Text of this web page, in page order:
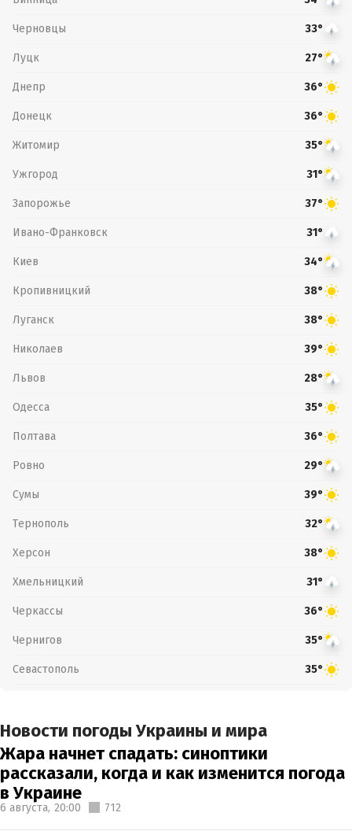
Черновцы 33°
Луцк 27°
Днепр 36°
Донецк 36°
Житомир 35°
Ужгород 31°
Запорожье 37°
Ивано-Франковск 31°
Киев 34°
Кропивницкий 38°
Луганск 38°
Николаев 39°
Львов 28°
Одесса 35°
Полтава 36°
Ровно 29°
Сумы 39°
Тернополь 32°
Херсон 38°
Хмельницкий 31°
Черкассы 36°
Чернигов 35°
Севастополь 35°
Новости погоды Украины и мира
Жара начнет спадать: синоптики
рассказали, когда и как изменится погода
в Украине
6 августа, 20:00 712